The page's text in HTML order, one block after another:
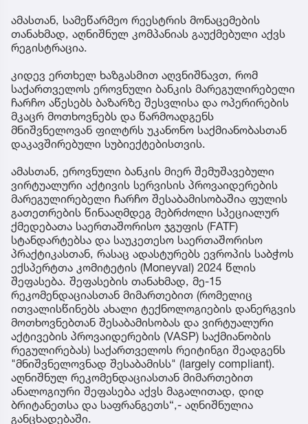
ამასთან, სამეწარმეო რეესტრის მონაცემების
თანახმად, აღნიშნულ კომპანიას გაუქმებული აქვს
რეგისტრაცია.
კიდევ ერთხელ ხაზგასმით აღვნიშნავთ, რომ
საქართველოს ეროვნული ბანკის მარეგულირებელი
ჩარჩო აწესებს ბაზარზე შესვლისა და ოპერირების
მკაცრ მოთხოვნებს და წარმოადგენს
მნიშვნელოვან ფილტრს უკანონო საქმიანობასთან
დაკავშირებული სუბიექტებისთვის.
ამასთან, ეროვნული ბანკის მიერ შემუშავებული
ვირტუალური აქტივის სერვისის პროვაიდერების
მარეგულირებელი ჩარჩო შესაბამისობაშია ფულის
გათეთრების წინააღმდეგ მებრძოლი სპეციალურ
ქმედებათა საერთაშორისო ჯგუფის (FATF)
სტანდარტებსა და საუკეთესო საერთაშორისო
პრაქტიკასთან, რასაც ადასტურებს ევროპის საბჭოს
ექსპერტთა კომიტეტის (Moneyval) 2024 წლის
შეფასება. შეფასების თანახმად, მე-15
რეკომენდაციასთან მიმართებით (რომელიც
ითვალისწინებს ახალი ტექნოლოგიების დანერგვის
მოთხოვნებთან შესაბამისობას და ვირტუალური
აქტივების პროვაიდერების (VASP) საქმიანობის
რეგულირებას) საქართველოს რეიტინგი შეადგენს
"მნიშვნელოვნად შესაბამისს" (largely compliant).
აღნიშნულ რეკომენდაციასთან მიმართებით
ანალოგიური შეფასება აქვს მაგალითად, დიდ
ბრიტანეთსა და საფრანგეთს“,- აღნიშნულია
განცხადებაში.